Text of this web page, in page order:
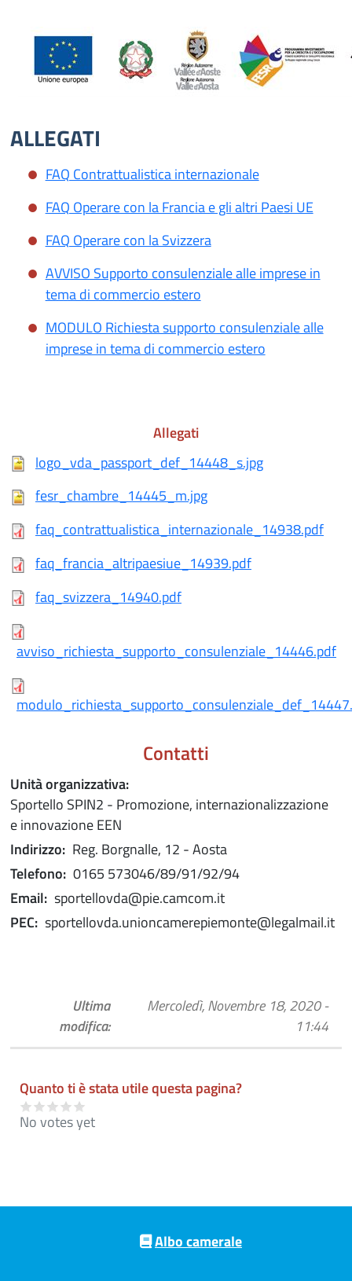
ALLEGATI
FAQ Contrattualistica internazionale
FAQ Operare con la Francia e gli altri Paesi UE
FAQ Operare con la Svizzera
AVVISO Supporto consulenziale alle imprese in
tema di commercio estero
MODULO Richiesta supporto consulenziale alle
imprese in tema di commercio estero
Allegati
logo_vda_passport_def_14448_s.jpg
fesr_chambre_14445_m.jpg
faq_contrattualistica_internazionale_14938.pdf
faq_francia_altripaesiue_14939.pdf
faq_svizzera_14940.pdf
avviso_richiesta_supporto_consulenziale_14446.pdf
Contatti
Unità organizzativa:
Sportello SPIN2 - Promozione, internazionalizzazione
e innovazione EEN
Indirizzo: Reg. Borgnalle, 12 - Aosta
Telefono: 0165 573046/89/91/92/94
Email: sportellovda@pie.camcom.it
PEC: sportellovda.unioncamerepiemonte@legalmail.it
Ultima
modifica:
Mercoledì, Novembre 18, 2020 -
11:44
Quanto ti è stata utile questa pagina?
No votes yet
Pre footer navigation
Albo camerale